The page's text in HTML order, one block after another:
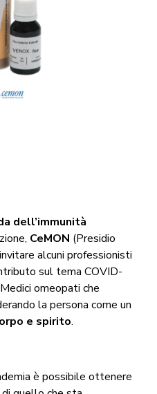
dell’immunità
CeMON (Presidio
alcuni professionisti
sul tema COVID-
omeopati che
la persona come un
e spirito.
è possibile ottenere